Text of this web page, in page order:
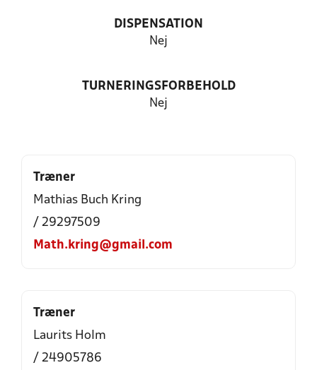
DISPENSATION
Nej
TURNERINGSFORBEHOLD
Nej
Træner
Mathias Buch Kring
/ 29297509
Math.kring@gmail.com
Træner
Laurits Holm
/ 24905786